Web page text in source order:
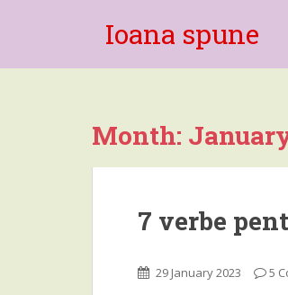
Ioana spune
Month:
7 verbe
29 January 2023 5